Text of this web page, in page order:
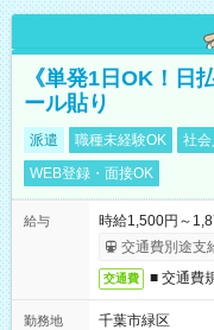
《単発1日OK！日
ール貼り
派遣 職種未経験OK 社
WEB登録・面接OK
給与
時給1,500円～
交通費別途支
交通費 ■ 交通費
勤務地
千葉市緑区